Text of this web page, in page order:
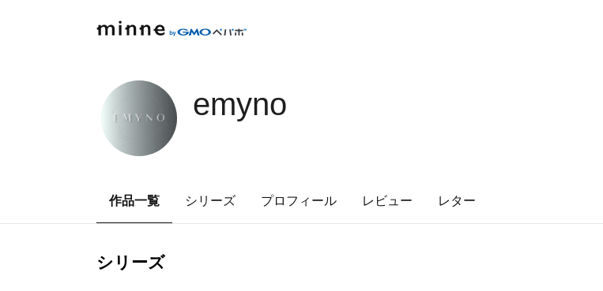
emyno
作品一覧 シリーズ プロフィール レビュー レター
シリーズ